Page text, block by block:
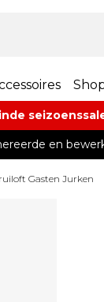
en
Gasten Jurken